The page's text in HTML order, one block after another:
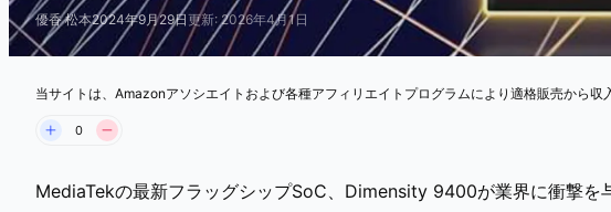
優香 松本2024年9月29日更新: 2026年4月1日
当サイトは、Amazonアソシエイトおよび各種アフィリエイトプログラムにより適格販売から収
0
MediaTekの最新フラッグシップSoC、Dimensity 9400が業界に衝撃を